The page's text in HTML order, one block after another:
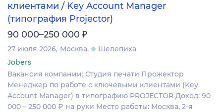
клиентами / Key Account Manager
(типография Projector)
90 000–250 000 ₽
27 июля 2026 Москва
Шелепиха
Jobers
Вакансия компании: Студия печати Прожектор
Менеджер по работе с ключевыми клиентами (Key
Account Manager) в типографию PROJECTOR Доход: 90
000 – 250 000 ₽ на руки Место работы: Москва, 2-я